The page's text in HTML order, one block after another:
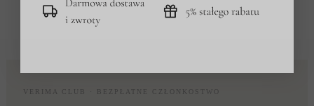
VERIMA CLUB · BEZPŁATNE CZŁONKOSTWO